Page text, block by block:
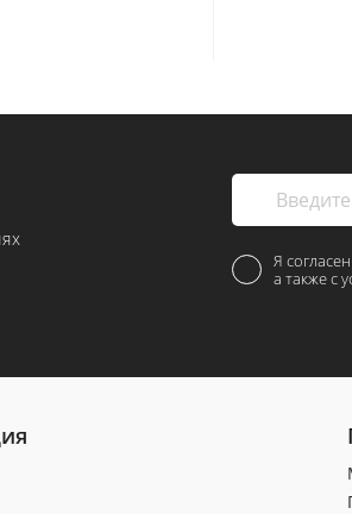
Я
а также с